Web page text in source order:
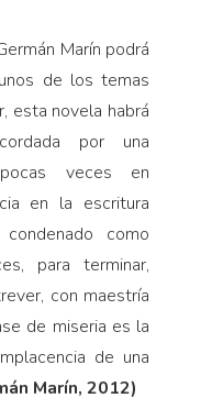
Marín podrá
de los temas
esta novela habrá
por una
pocas veces en
en la escritura
como
para terminar,
con maestría
de miseria es la
de una
Marín, 2012)